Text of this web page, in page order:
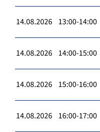
14.08.2026 13:00-14:00
14.08.2026 14:00-15:00
14.08.2026 15:00-16:00
14.08.2026 16:00-17:00